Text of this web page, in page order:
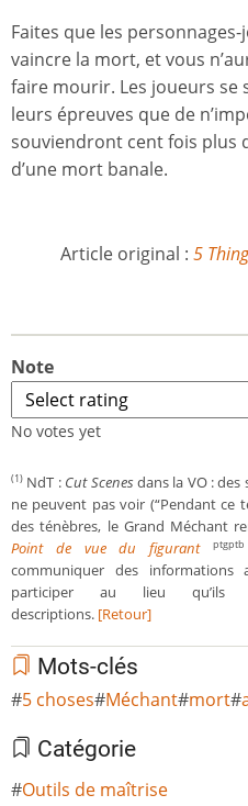
Faites que les
vaincre la mort, et vous
faire mourir. Les joueurs
leurs épreuves que de
souviendront cent fois plus
d’une mort banale.
Article original : 5
Note
No votes yet
(1) NdT : Cut Scenes dans la VO :
ne peuvent pas voir (“Pendant ce
des ténèbres, le Grand Méchant
Point de vue du figurant
ptgptb
communiquer des
participer au lieu qu’ils
descriptions. [Retour]
Mots-clés
5 choses Méchant mort
Catégorie
Outils de maîtrise